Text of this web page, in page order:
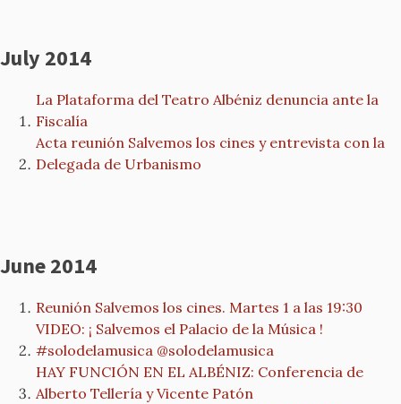
July 2014
La Plataforma del Teatro Albéniz denuncia ante la
Fiscalía
Acta reunión Salvemos los cines y entrevista con la
Delegada de Urbanismo
June 2014
Reunión Salvemos los cines. Martes 1 a las 19:30
VIDEO: ¡ Salvemos el Palacio de la Música !
#solodelamusica @solodelamusica
HAY FUNCIÓN EN EL ALBÉNIZ: Conferencia de
Alberto Tellería y Vicente Patón